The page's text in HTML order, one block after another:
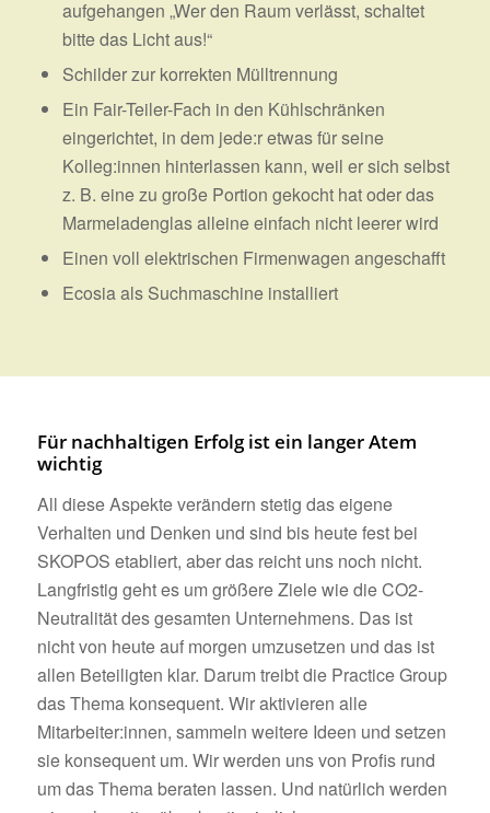
aufgehangen „Wer den Raum verlässt, schaltet
bitte das Licht aus!“
Schilder zur korrekten Mülltrennung
Ein Fair-Teiler-Fach in den Kühlschränken
eingerichtet, in dem jede:r etwas für seine
Kolleg:innen hinterlassen kann, weil er sich selbst
z. B. eine zu große Portion gekocht hat oder das
Marmeladenglas alleine einfach nicht leerer wird
Einen voll elektrischen Firmenwagen angeschafft
Ecosia als Suchmaschine installiert
Für nachhaltigen Erfolg ist ein langer Atem
wichtig
All diese Aspekte verändern stetig das eigene
Verhalten und Denken und sind bis heute fest bei
SKOPOS etabliert, aber das reicht uns noch nicht.
Langfristig geht es um größere Ziele wie die CO2-
Neutralität des gesamten Unternehmens. Das ist
nicht von heute auf morgen umzusetzen und das ist
allen Beteiligten klar. Darum treibt die Practice Group
das Thema konsequent. Wir aktivieren alle
Mitarbeiter:innen, sammeln weitere Ideen und setzen
sie konsequent um. Wir werden uns von Profis rund
um das Thema beraten lassen. Und natürlich werden